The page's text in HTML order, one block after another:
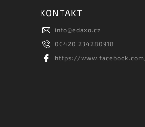
KONTAKT
info@edaxo.cz
00420 234280918
https://